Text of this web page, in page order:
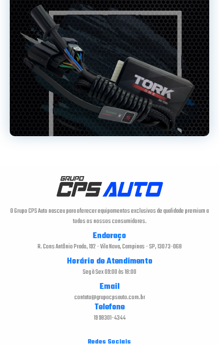
O Grupo CPS Auto nasceu para oferecer equipamentos exclusivos de qualidade premium a
todos os nossos consumidores.
Endereço
R. Cons Antônio Prado, 192 - Vila Nova, Campinas - SP, 13073-068
Horário de Atendimento
Seg à Sex 09:00 às 18:00
Email
contato@grupocpsauto.com.br
Telefone
19 98301-4344
Redes Sociais